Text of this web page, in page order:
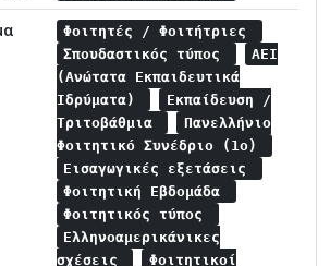
Φοιτητές / Φοιτήτριες
Σπουδαστικός τύπος
ΑΕΙ
(Ανώτατα Εκπαιδευτικά
Ιδρύματα)
Εκπαίδευση /
Τριτοβάθμια
Πανελλήνιο
Φοιτητικό Συνέδριο (1ο)
Εισαγωγικές εξετάσεις
Φοιτητική Εβδομάδα
Φοιτητικός τύπος
Ελληνοαμερικάνικες
σχέσεις
Φοιτητικοί